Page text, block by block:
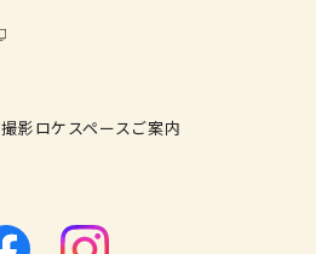
影ロケスペースご案内